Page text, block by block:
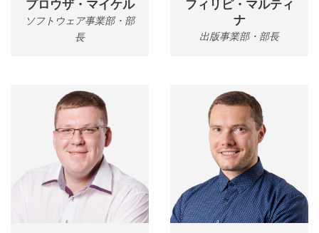
プロウザ・マイケル
ソフトウェア事業部・部
長
フィリピ・マルティ
ナ
出版事業部・部長